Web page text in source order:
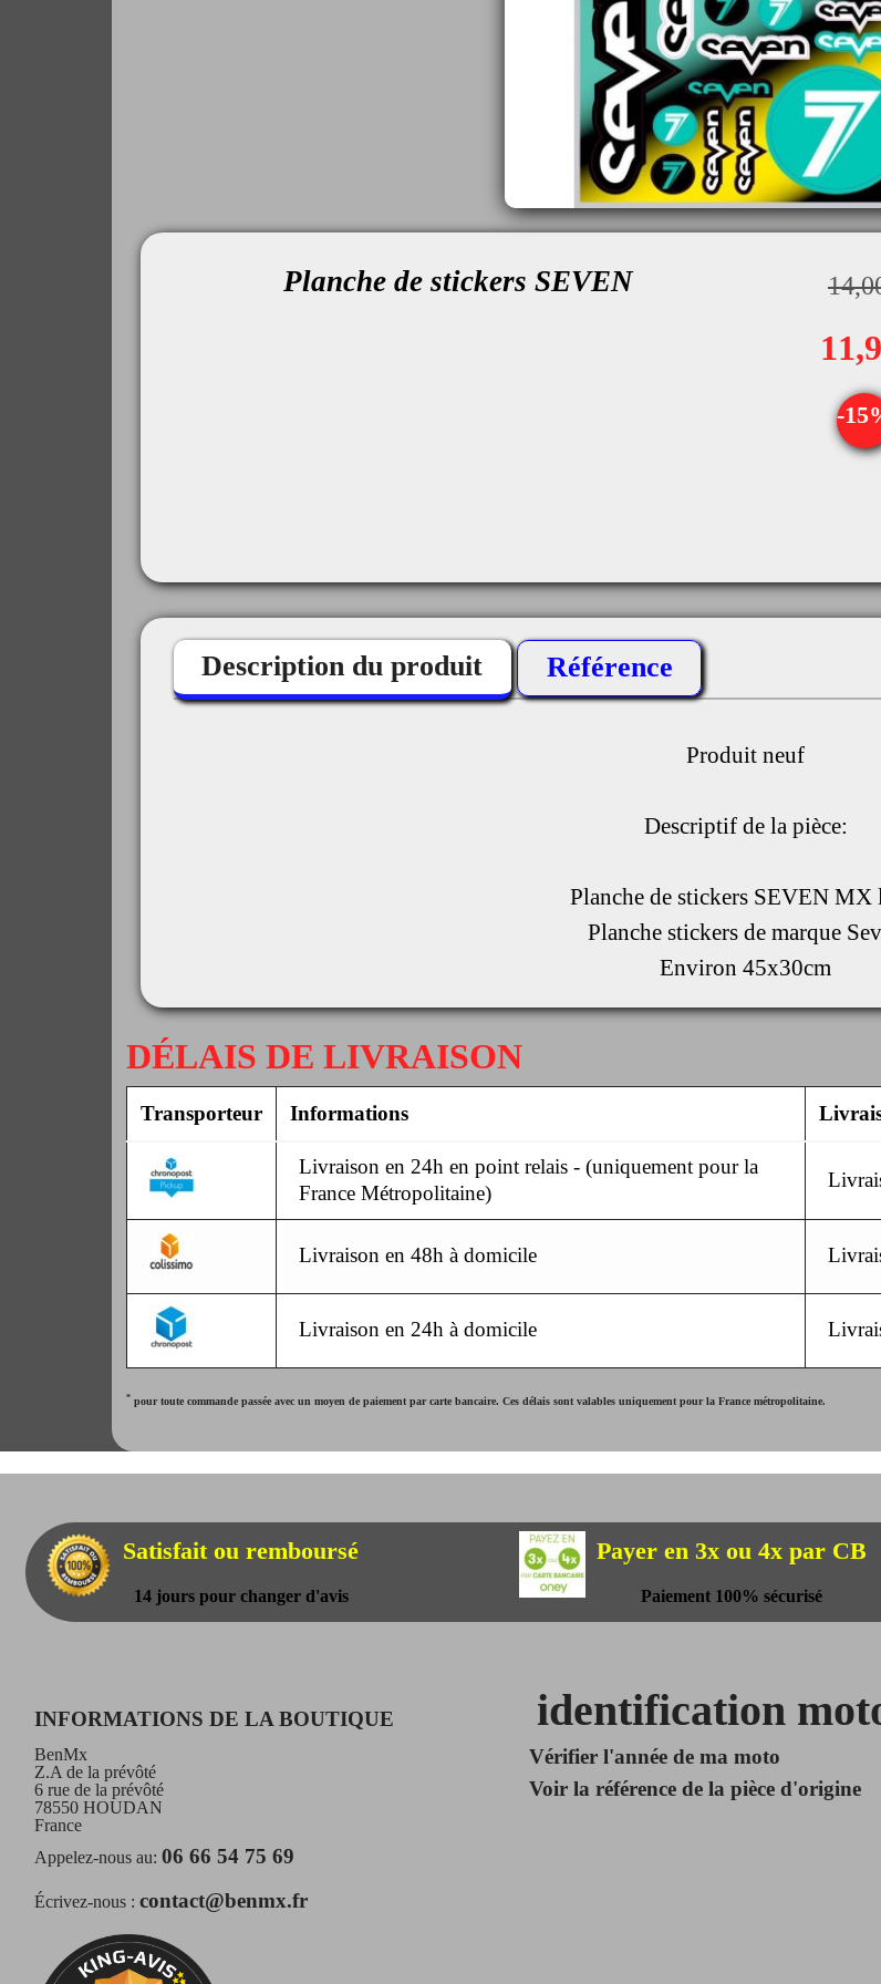
Planche de stickers SEVEN
-
Description du produit Référence
Produit neuf
Descriptif de la pièce:
Planche de stickers SEVEN MX
Planche stickers de marque
Environ 45x30cm
DÉLAIS DE LIVRAISON
Transporteur Informations
Livraison en 24h en point relais - (uniquement pour la
France Métropolitaine)
Livraison en 48h à domicile
Livraison en 24h à domicile
*pour toute commande passée avec un moyen de paiement par carte bancaire. Ces délais sont valables uniquement pour la France métropolitaine.
Satisfait ou remboursé
14 jours pour changer d'avis
Payer en 3x ou 4x par CB
Paiement 100% sécurisé
INFORMATIONS DE LA BOUTIQUE
BenMx
Z.A de la prévôté
6 rue de la prévôté
78550 HOUDAN
France
Appelez-nous au: 06 66 54 75 69
Écrivez-nous : contact@benmx.fr
identification
Vérifier l'année de ma moto
Voir la référence de la pièce d'origine